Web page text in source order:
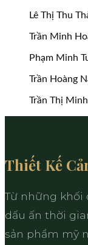
Lê Thị Thu
Trần Minh
Phạm Minh
Trần Hoàng
Trần Thị
Thiết Kế
Từ những khối
dấu ấn thời
sản phẩm mỹ